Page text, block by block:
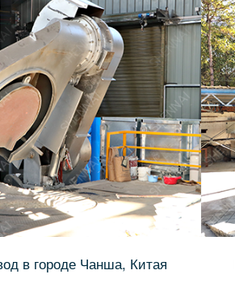
в городе Чанша, Китая